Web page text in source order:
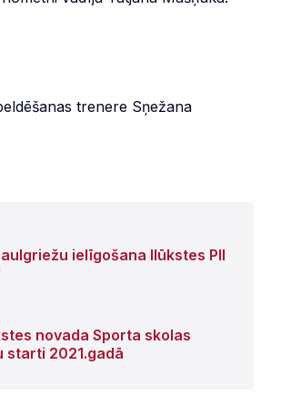
trenere Sņežana
ielīgošana Ilūkstes PII
novada Sporta skolas
starti 2021.gadā